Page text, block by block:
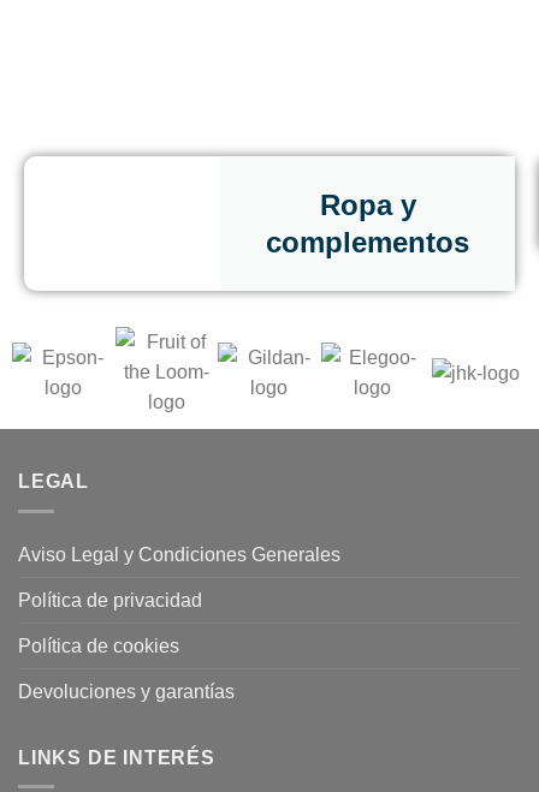
Ropa y
complementos
LEGAL
Aviso Legal y Condiciones Generales
Política de privacidad
Política de cookies
Devoluciones y garantías
LINKS DE INTERÉS